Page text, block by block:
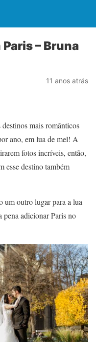
– Bruna
11 anos atrás
mais românticos
ano, em lua de mel! A
fotos incríveis, então,
esse destino também
um outro lugar para a lua
pena adicionar Paris no